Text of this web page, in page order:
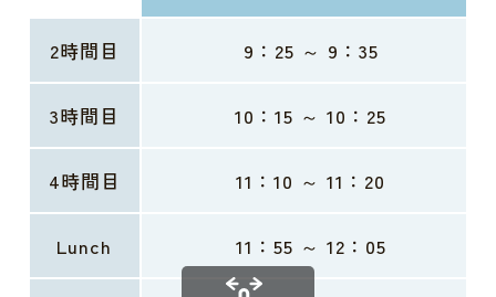
2時間目 9：25 ～ 9：35
3時間目 10：15 ～ 10：25
4時間目 11：10 ～ 11：20
Lunch 11：55 ～ 12：05